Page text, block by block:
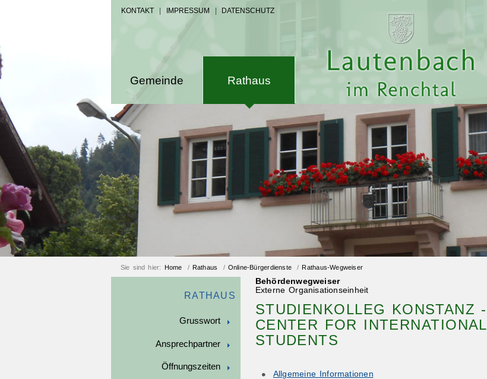
KONTAKT IMPRESSUM DATENSCHUTZ
Gemeinde Rathaus
Sie sind hier: Home / Rathaus / Online-Bürgerdienste / Rathaus-Wegweiser
RATHAUS
Grusswort
Ansprechpartner
Öffnungszeiten
Behördenwegweiser
Externe Organisationseinheit
STUDIENKOLLEG KONSTANZ -
CENTER FOR INTERNATIONAL
STUDENTS
Allgemeine Informationen